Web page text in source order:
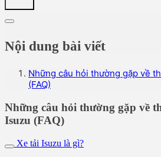
Nội dung bài viết
Những câu hỏi thường gặp về
(FAQ)
Những câu hỏi thường gặp về
Isuzu (FAQ)
Xe tải Isuzu là gì?